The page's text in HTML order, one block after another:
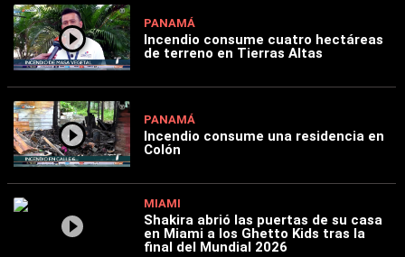
PANAMÁ
Incendio consume cuatro hectáreas
de terreno en Tierras Altas
PANAMÁ
Incendio consume una residencia en
Colón
MIAMI
Shakira abrió las puertas de su casa
en Miami a los Ghetto Kids tras la
final del Mundial 2026